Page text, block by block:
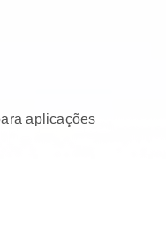
aplicações